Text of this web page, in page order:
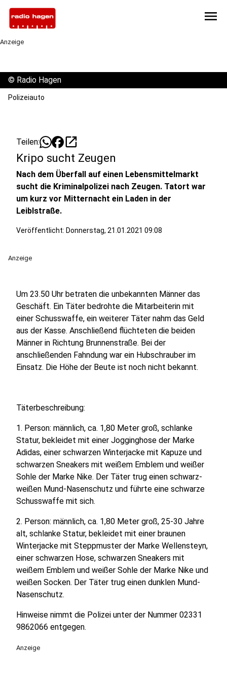
menu
Anzeige
© Radio Hagen
Polizeiauto
Teilen: open_in_new
Kripo sucht Zeugen
Nach dem Überfall auf einen Lebensmittelmarkt
sucht die Kriminalpolizei nach Zeugen. Tatort war
um kurz vor Mitternacht ein Laden in der
Leiblstraße.
Veröffentlicht: Donnerstag, 21.01.2021 09:08
Anzeige
Um 23.50 Uhr betraten die unbekannten Männer das
Geschäft. Ein Täter bedrohte die Mitarbeiterin mit
einer Schusswaffe, ein weiterer Täter nahm das Geld
aus der Kasse. Anschließend flüchteten die beiden
Männer in Richtung Brunnenstraße. Bei der
anschließenden Fahndung war ein Hubschrauber im
Einsatz. Die Höhe der Beute ist noch nicht bekannt.
Täterbeschreibung:
1. Person: männlich, ca. 1,80 Meter groß, schlanke
Statur, bekleidet mit einer Jogginghose der Marke
Adidas, einer schwarzen Winterjacke mit Kapuze und
schwarzen Sneakers mit weißem Emblem und weißer
Sohle der Marke Nike. Der Täter trug einen schwarz-
weißen Mund-Nasenschutz und führte eine schwarze
Schusswaffe mit sich.
2. Person: männlich, ca. 1,80 Meter groß, 25-30 Jahre
alt, schlanke Statur, bekleidet mit einer braunen
Winterjacke mit Steppmuster der Marke Wellensteyn,
einer schwarzen Hose, schwarzen Sneakers mit
weißem Emblem und weißer Sohle der Marke Nike und
weißen Socken. Der Täter trug einen dunklen Mund-
Nasenschutz.
Hinweise nimmt die Polizei unter der Nummer 02331
9862066 entgegen.
Anzeige